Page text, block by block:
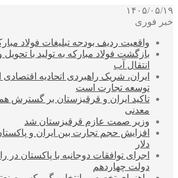
۱۴۰۵/۰۵/۱۹
خبر فوری
واقعیت ردیف بودجه تبلیغات فولاد
بازگشت فولاد مبارکه به تولید با
انتقال آب
ایران، شریک راهبردی اتحادیه اقتصادی
توسعه تجارت است
تاکید ایران و قرقیزستان بر گسترش
معدنی
وزیر صمت عازم قرقیزستان شد
دلار
اجرای توافقات دوجانبه با پاکستان
دولت چهاردهم